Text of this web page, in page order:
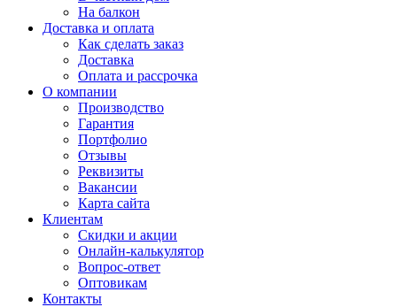
На балкон
Доставка и оплата
Как сделать заказ
Доставка
Оплата и рассрочка
О компании
Производство
Гарантия
Портфолио
Отзывы
Реквизиты
Вакансии
Карта сайта
Клиентам
Скидки и акции
Онлайн-калькулятор
Вопрос-ответ
Оптовикам
Контакты